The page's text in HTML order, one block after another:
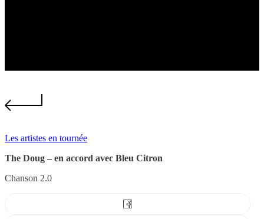
Les artistes en tournée
The Doug – en accord avec Bleu Citron
Chanson 2.0